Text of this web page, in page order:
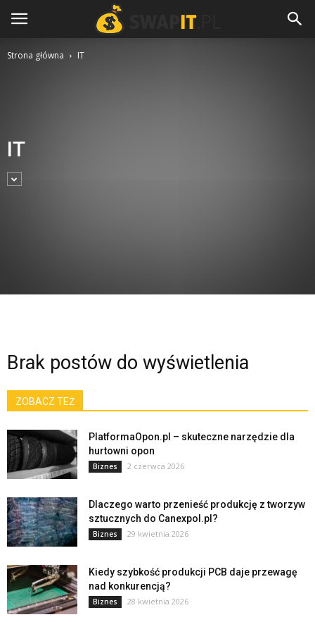
Strona główna IT
IT
Brak postów do wyświetlenia
ZOBACZ TEŻ
PlatformaOpon.pl – skuteczne narzędzie dla
hurtowni opon
Biznes 2 czerwca 2026
Dlaczego warto przenieść produkcję z tworzyw
sztucznych do Canexpol.pl?
Biznes 29 kwietnia 2026
Kiedy szybkość produkcji PCB daje przewagę
nad konkurencją?
Biznes 28 kwietnia 2026